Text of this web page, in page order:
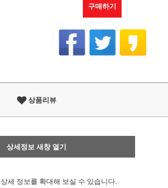
구매하기
상품리뷰
상세정보 새창 열기
상세 정보를 확대해 보실 수 있습니다.